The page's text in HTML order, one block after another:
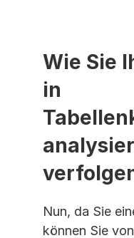
Wie Sie
in
Nun, da Sie
können Sie von